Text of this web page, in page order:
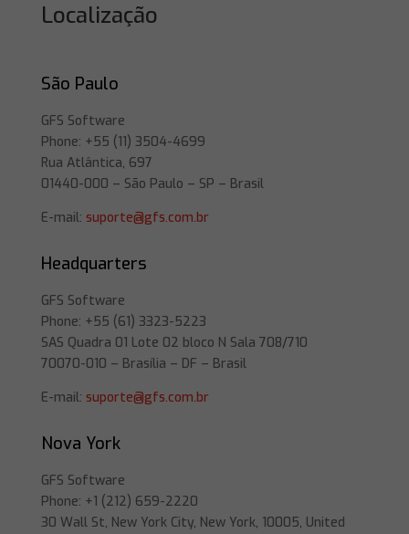
Localização
São Paulo
GFS Software
Phone: +55 (11) 3504-4699
Rua Atlântica, 697
01440-000 – São Paulo – SP – Brasil
E-mail: suporte@gfs.com.br
Headquarters
GFS Software
Phone: +55 (61) 3323-5223
SAS Quadra 01 Lote 02 bloco N Sala 708/710
70070-010 – Brasília – DF – Brasil
E-mail: suporte@gfs.com.br
Nova York
GFS Software
Phone: +1 (212) 659-2220
30 Wall St, New York City, New York, 10005, United